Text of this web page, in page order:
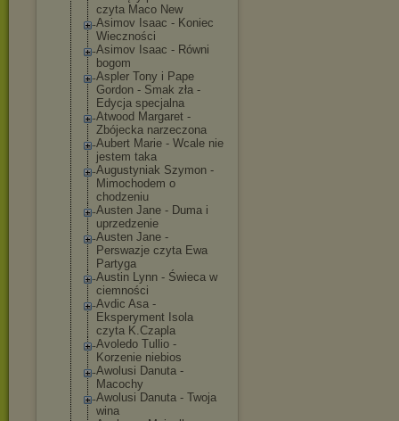
czyta Maco New
Asimov Isaac - Koniec
Wieczności
Asimov Isaac - Równi
bogom
Aspler Tony i Pape
Gordon - Smak zła -
Edycja specjalna
Atwood Margaret -
Zbójecka narzeczona
Aubert Marie - Wcale nie
jestem taka
Augustyniak Szymon -
Mimochodem o
chodzeniu
Austen Jane - Duma i
uprzedzenie
Austen Jane -
Perswazje czyta Ewa
Partyga
Austin Lynn - Świeca w
ciemności
Avdic Asa -
Eksperyment Isola
czyta K.Czapla
Avoledo Tullio -
Korzenie niebios
Awolusi Danuta -
Macochy
Awolusi Danuta - Twoja
wina